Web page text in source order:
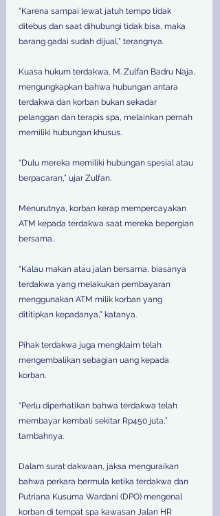
“Karena sampai lewat jatuh tempo tidak
ditebus dan saat dihubungi tidak bisa, maka
barang gadai sudah dijual,” terangnya.
Kuasa hukum terdakwa, M. Zulfan Badru Naja,
mengungkapkan bahwa hubungan antara
terdakwa dan korban bukan sekadar
pelanggan dan terapis spa, melainkan pernah
memiliki hubungan khusus.
“Dulu mereka memiliki hubungan spesial atau
berpacaran,” ujar Zulfan.
Menurutnya, korban kerap mempercayakan
ATM kepada terdakwa saat mereka bepergian
bersama.
“Kalau makan atau jalan bersama, biasanya
terdakwa yang melakukan pembayaran
menggunakan ATM milik korban yang
dititipkan kepadanya,” katanya.
Pihak terdakwa juga mengklaim telah
mengembalikan sebagian uang kepada
korban.
“Perlu diperhatikan bahwa terdakwa telah
membayar kembali sekitar Rp450 juta,”
tambahnya.
Dalam surat dakwaan, jaksa menguraikan
bahwa perkara bermula ketika terdakwa dan
Putriana Kusuma Wardani (DPO) mengenal
korban di tempat spa kawasan Jalan HR